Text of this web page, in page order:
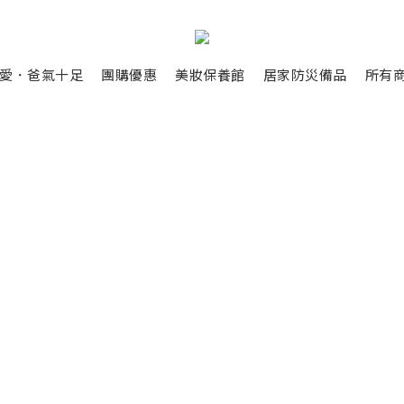
．爸氣十足 團購優惠 美妝保養館 居家防災備品 所有